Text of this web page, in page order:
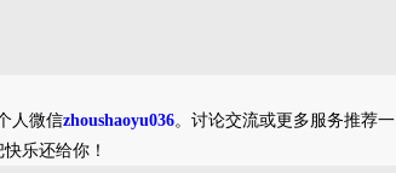
人微信zhoushaoyu036。讨论交流或更多服务推荐一
乐还给你！